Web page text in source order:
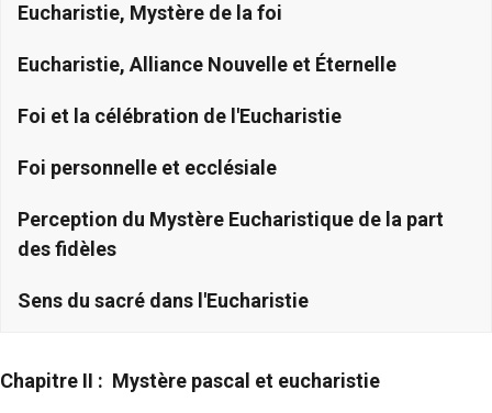
Eucharistie, Mystère de la foi
Eucharistie, Alliance Nouvelle et Éternelle
Foi et la célébration de l'Eucharistie
Foi personnelle et ecclésiale
Perception du Mystère Eucharistique de la part
des fidèles
Sens du sacré dans l'Eucharistie
Chapitre II : Mystère pascal et eucharistie